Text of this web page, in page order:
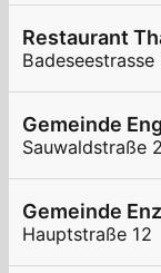
Restaurant
Badeseestrasse
Gemeinde
Sauwaldstraße
Gemeinde
Hauptstraße 12